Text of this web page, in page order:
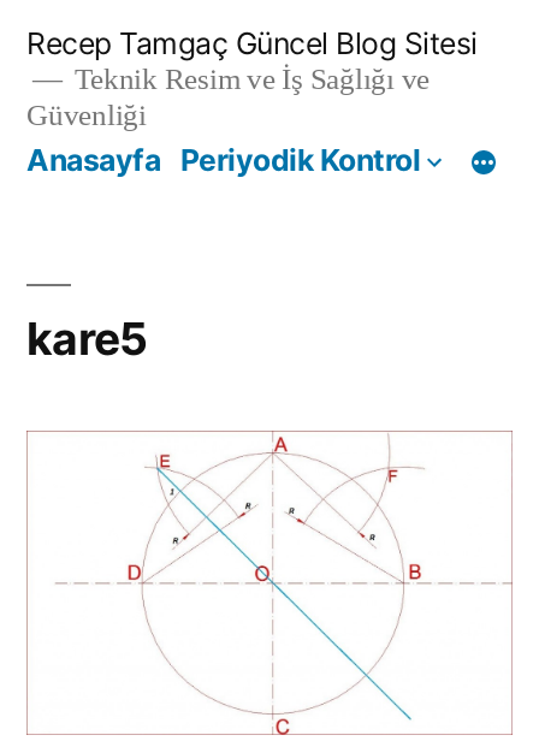
Recep Tamgaç Güncel Blog Sitesi
Teknik Resim ve İş Sağlığı ve
Güvenliği
Anasayfa Periyodik Kontrol
kare5